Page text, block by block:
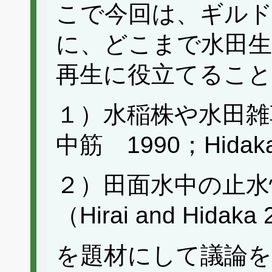
こで今回は、ギル
に、どこまで水田
再生に役立てるこ
１）水稲株や水田
中筋 1990；
２）田面水中の止
（Hirai and
を題材にして議論